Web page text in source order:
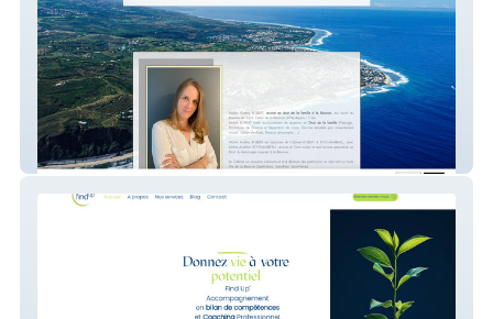
audreyrobert-avocat